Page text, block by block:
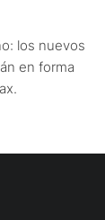
los nuevos
en forma